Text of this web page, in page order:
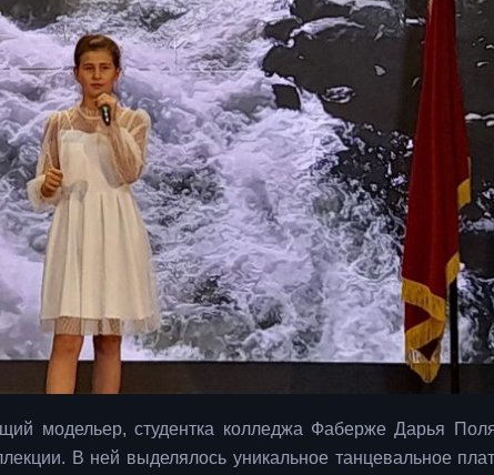
модельер, студентка колледжа Фаберже Дарья
В ней выделялось уникальное танцевальное